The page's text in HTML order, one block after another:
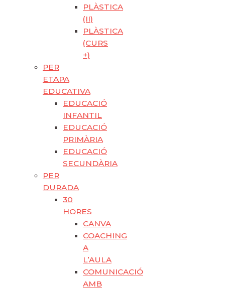
PLÀSTICA
(II)
PLÀSTICA
(CURS
+)
PER
ETAPA
EDUCATIVA
EDUCACIÓ
INFANTIL
EDUCACIÓ
PRIMÀRIA
EDUCACIÓ
SECUNDÀRIA
PER
DURADA
30
HORES
CANVA
COACHING
A
L’AULA
COMUNICACIÓ
AMB